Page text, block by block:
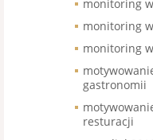
monitoring
monitoring
monitoring
gastronomii
resturacji